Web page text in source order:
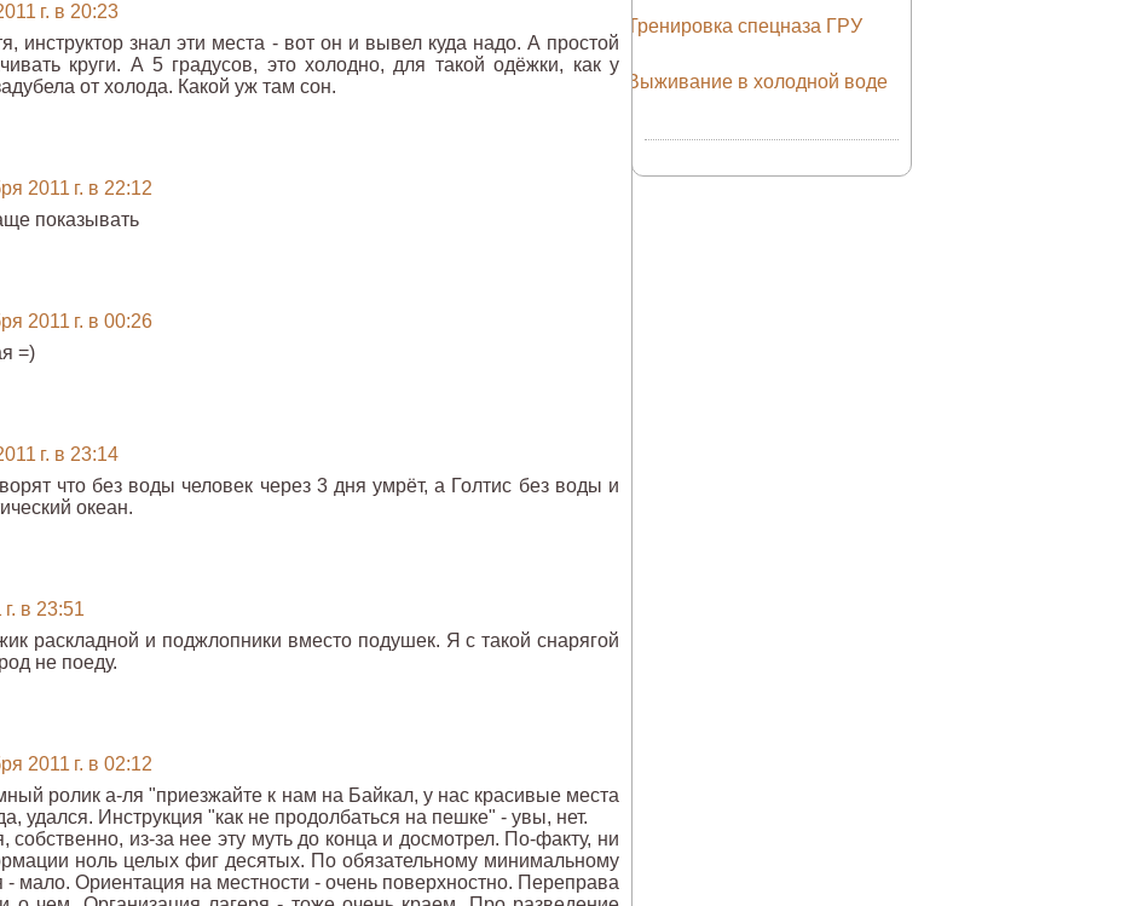
г. в 20:23
инструктор знал эти места - вот он и вывел куда надо. А простой
круги. А 5 градусов, это холодно, для такой одёжки, как у
от холода. Какой уж там сон.
2011 г. в 22:12
показывать
2011 г. в 00:26
=)
г. в 23:14
что без воды человек через 3 дня умрёт, а Голтис без воды и
океан.
в 23:51
раскладной и поджлопники вместо подушек. Я с такой снарягой
не поеду.
2011 г. в 02:12
ролик а-ля "приезжайте к нам на Байкал, у нас красивые места
удался. Инструкция "как не продолбаться на пешке" - увы, нет.
собственно, из-за нее эту муть до конца и досмотрел. По-факту, ни
ноль целых фиг десятых. По обязательному минимальному
- мало. Ориентация на местности - очень поверхностно. Переправа
Тренировка спецназа ГРУ
Выживание в холодной воде